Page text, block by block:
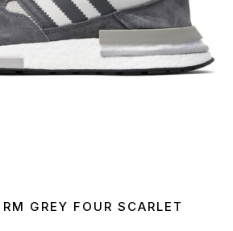
GREY FOUR SCARLET